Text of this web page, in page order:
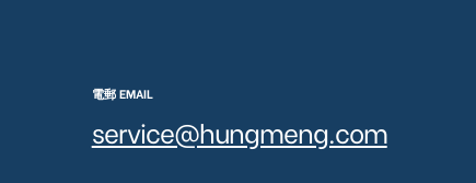
電郵 EMAIL
service@hungmeng.com